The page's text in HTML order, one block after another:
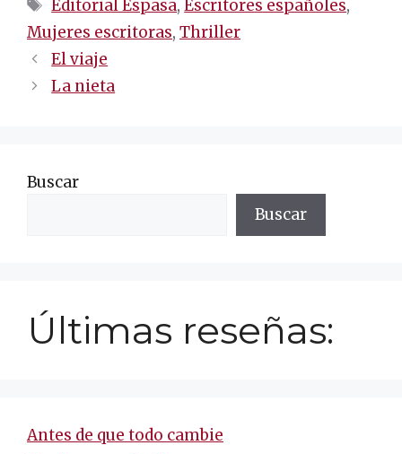
Editorial Espasa,Escritores españoles,
Mujeres escritoras, Thriller
Navegación
de
entradas
El viaje
La nieta
Buscar
Buscar
Últimas reseñas:
Antes de que todo cambie